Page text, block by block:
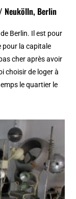
Neukölln, Berlin
Berlin. Il est pour
pour la capitale
cher après avoir
choisir de loger à
le quartier le